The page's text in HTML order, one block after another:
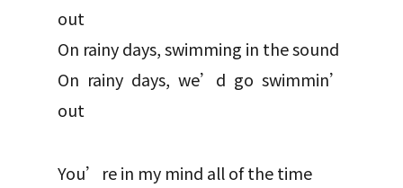
out
On rainy days, swimming in the sound
On rainy days, we’d go swimmin’
out
You’re in my mind all of the time